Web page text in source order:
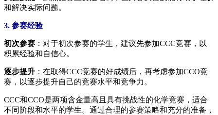
和解决实际问题。
3. 参赛经验
初次参赛 ：对于初次参赛的学生，建议先参加CCC竞赛，以
积累经验和自信心。
逐步提升 ：在取得CCC竞赛的好成绩后，再考虑参加CCO竞
赛，以逐步提升自己的竞赛水平和竞争力。
CCC和CCO是两项含金量高且具有挑战性的化学竞赛，适合
不同阶段和水平的学生。通过合理的参赛策略和充分的准备，